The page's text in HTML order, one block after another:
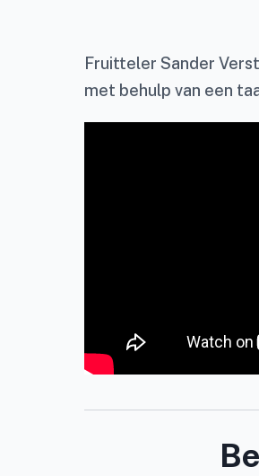
Fruitteler Sander
met behulp van een